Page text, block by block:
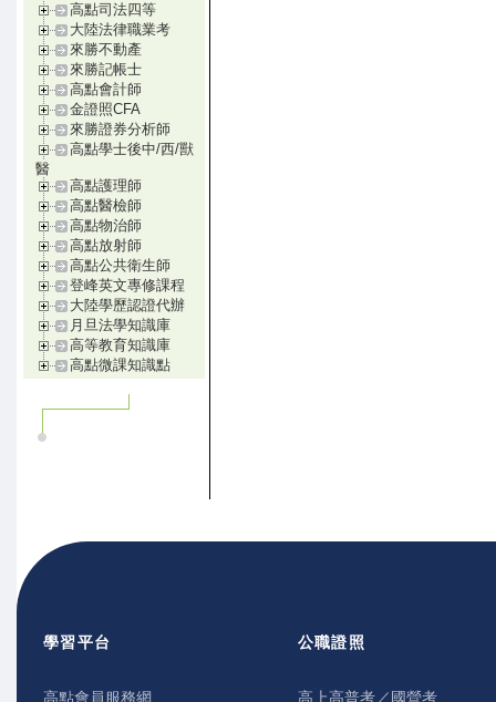
高點司法四等
大陸法律職業考
來勝不動產
來勝記帳士
高點會計師
金證照CFA
來勝證券分析師
高點學士後中/西/獸
醫
高點護理師
高點醫檢師
高點物治師
高點放射師
高點公共衛生師
登峰英文專修課程
大陸學歷認證代辦
月旦法學知識庫
高等教育知識庫
高點微課知識點
學習平台
高點會員服務網
公職證照
高上高普考／國營考